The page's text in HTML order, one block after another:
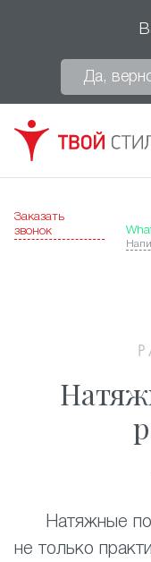
Да,
Заказать
звонок
Натяжные
не только